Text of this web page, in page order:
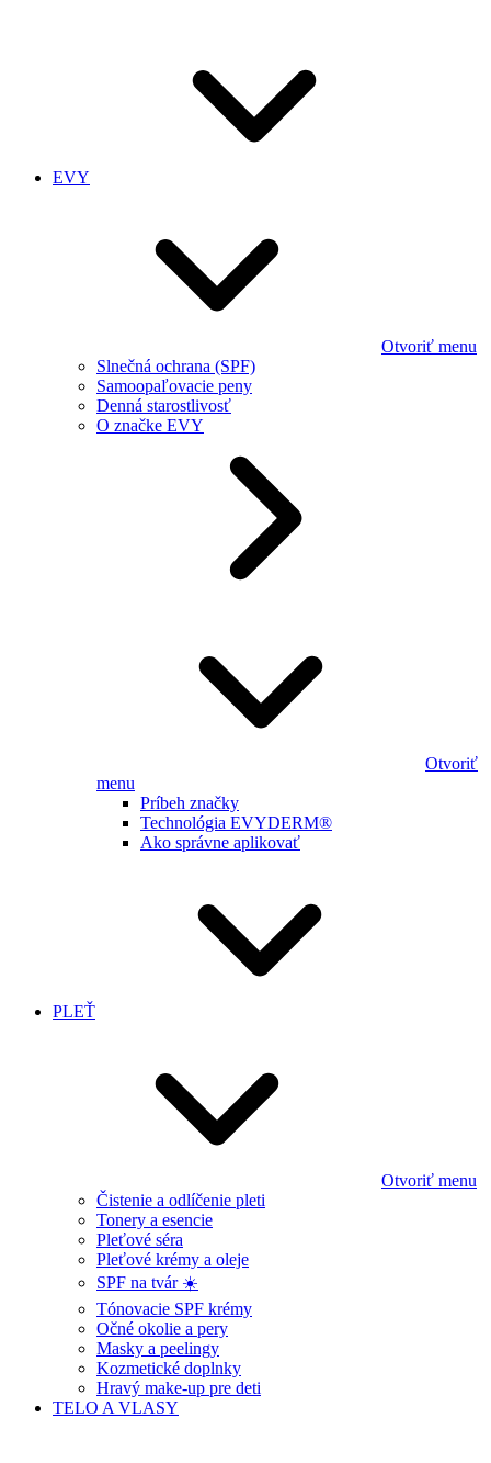
EVY
Otvoriť menu
Slnečná ochrana (SPF)
Samoopaľovacie peny
Denná starostlivosť
O značke EVY
Otvoriť
menu
Príbeh značky
Technológia EVYDERM®
Ako správne aplikovať
PLEŤ
Otvoriť menu
Čistenie a odlíčenie pleti
Tonery a esencie
Pleťové séra
Pleťové krémy a oleje
SPF na tvár ☀️
Tónovacie SPF krémy
Očné okolie a pery
Masky a peelingy
Kozmetické doplnky
Hravý make-up pre deti
TELO A VLASY